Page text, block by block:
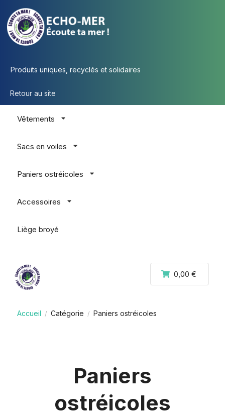
Produits uniques, recyclés et solidaires
Retour au site
Vêtements
Sacs en voiles
Paniers ostréicoles
Accessoires
Liège broyé
0,00 €
Accueil / Catégorie / Paniers ostréicoles
Paniers
ostréicoles